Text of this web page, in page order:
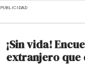
PUBLICIDAD
¡Sin vida!
extranjero que